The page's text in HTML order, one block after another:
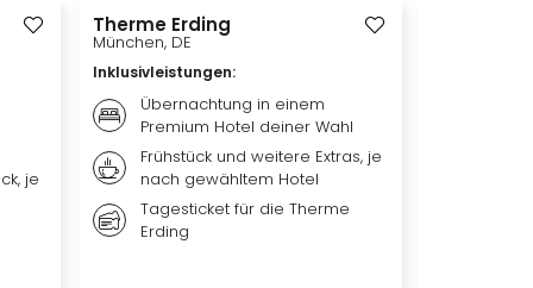
je
Therme Erding
München, DE
Inklusivleistungen:
Übernachtung in einem
Premium Hotel deiner Wahl
Frühstück und weitere Extras, je
nach gewähltem Hotel
Tagesticket für die Therme
Erding